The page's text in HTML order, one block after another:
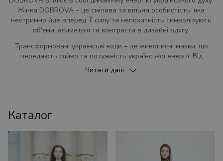
Жінка DOBROVA – це смілива та вільна особистість, яка
нестримно йде вперед. Її силу та непохитність символізують
об'єми, асиметрія та контрасти в дизайні одягу.
Трансформовані українські коди – це живописні мазки, що
передають сяйво та потужність української енергії. Від
мирного неба до безмежного моря – одяг DOBROVA несе в
собі код свободи та єднання з природою.
йде по життю з вірою в себе та прагне до змін.
Читати далі
Каталог